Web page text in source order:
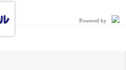
Powered by